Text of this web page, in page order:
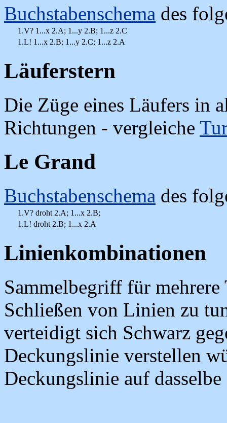
Buchstabenschema des
1.V? 1...x 2.A; 1...y 2.B; 1...z 2.C
1.L! 1...x 2.B; 1...y 2.C; 1...z 2.A
Läuferstern
Die Züge eines Läufers in
Richtungen - vergleiche
Le Grand
Buchstabenschema des
1.V? droht 2.A; 1...x 2.B;
1.L! droht 2.B; 1...x 2.A
Linienkombinationen
Sammelbegriff für
Schließen von Linien zu
verteidigt sich Schwarz
Deckungslinie verstellen
Deckungslinie auf